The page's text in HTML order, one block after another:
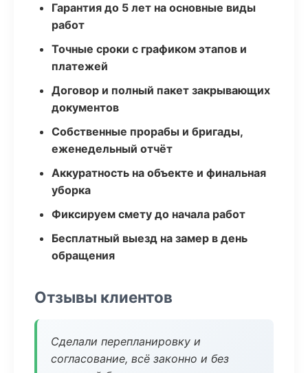
Гарантия до 5 лет на основные виды
работ
Точные сроки с графиком этапов и
платежей
Договор и полный пакет закрывающих
документов
Собственные прорабы и бригады,
еженедельный отчёт
Аккуратность на объекте и финальная
уборка
Фиксируем смету до начала работ
Бесплатный выезд на замер в день
обращения
Отзывы клиентов
Сделали перепланировку и
согласование, всё законно и без